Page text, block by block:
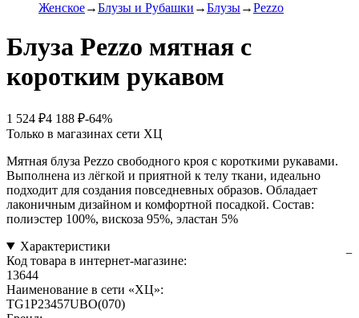
Женское Блузы и Рубашки Блузы Pezzo
Блуза Pezzo мятная с
коротким рукавом
1 524 ₽4 188 ₽-64%
Только в магазинах сети ХЦ
Мятная блуза Pezzo свободного кроя с короткими рукавами.
Выполнена из лёгкой и приятной к телу ткани, идеально
подходит для создания повседневных образов. Обладает
лаконичным дизайном и комфортной посадкой. Состав:
полиэстер 100%, вискоза 95%, эластан 5%
Характеристики
Код товара в интернет-магазине:
13644
Наименование в сети «ХЦ»:
TG1P23457UBO(070)